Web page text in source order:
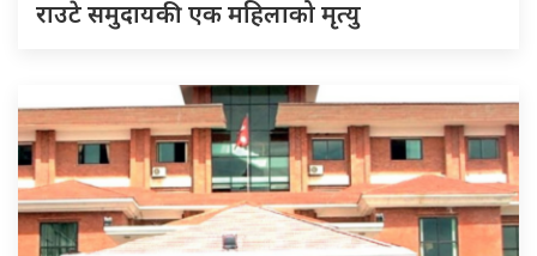
राउटे समुदायकी एक महिलाको मृत्यु